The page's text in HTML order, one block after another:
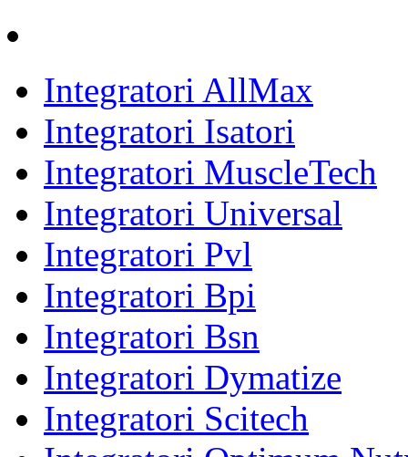
Integratori AllMax
Integratori Isatori
Integratori MuscleTech
Integratori Universal
Integratori Pvl
Integratori Bpi
Integratori Bsn
Integratori Dymatize
Integratori Scitech